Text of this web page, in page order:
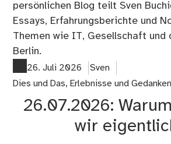
persönlichen Blog teilt Sven
Essays, Erfahrungsberichte und
Themen wie IT, Gesellschaft und
Berlin.
26. Juli 2026
Sven
Dies und Das, Erlebnisse und Gedanken
26.07.2026:
wir